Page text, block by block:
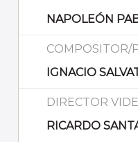
NAPOLEÓN
COMPOSITOR/
IGNACIO
DIRECTOR
RICARDO